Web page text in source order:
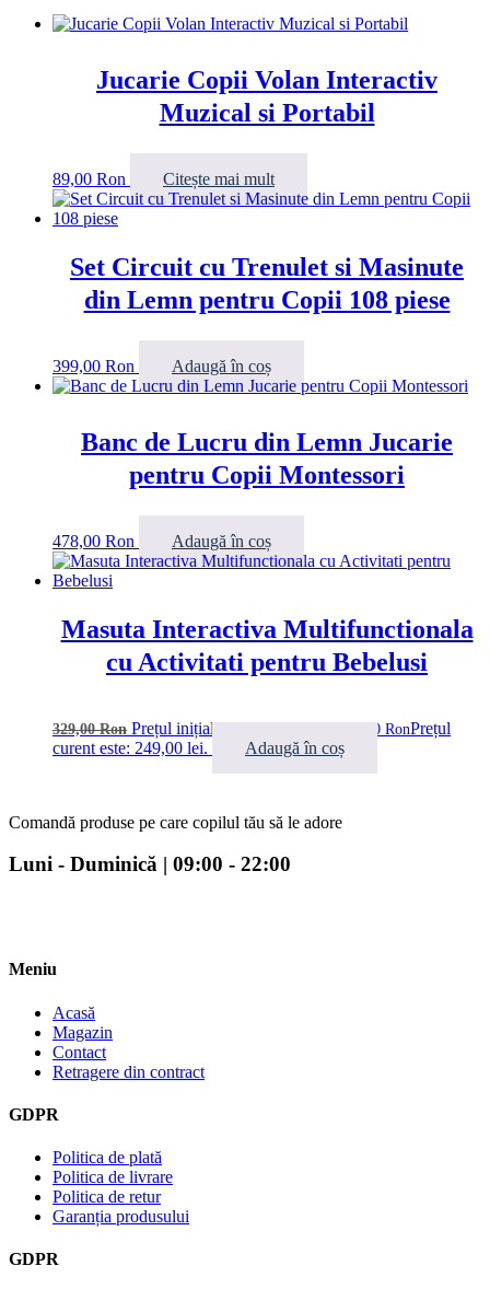
Jucarie Copii Volan Interactiv
Muzical si Portabil
89,00 Ron Citește mai mult
Set Circuit cu Trenulet si Masinute
din Lemn pentru Copii 108 piese
399,00 Ron Adaugă în coș
Banc de Lucru din Lemn Jucarie
pentru Copii Montessori
478,00 Ron Adaugă în coș
Masuta Interactiva Multifunctionala
cu Activitati pentru Bebelusi
329,00Ron Prețul inițial a fost: 329,00 lei. 249,00 RonPrețul
curent este: 249,00 lei.
Adaugă în coș
Comandă produse pe care copilul tău să le adore
Luni - Duminică | 09:00 - 22:00
Meniu
Acasă
Magazin
Contact
Retragere din contract
GDPR
Politica de plată
Politica de livrare
Politica de retur
Garanția produsului
GDPR